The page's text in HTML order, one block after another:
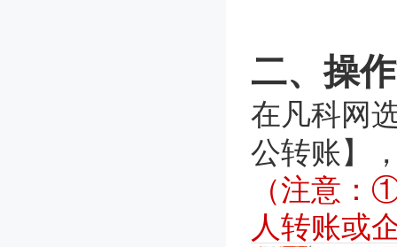
二、操
在凡科网
公转账】
（注意：
人转账或